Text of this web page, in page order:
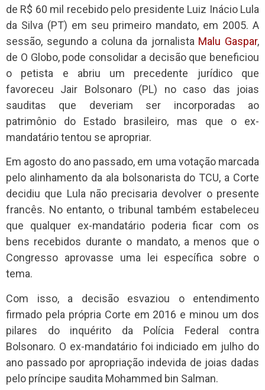
de R$ 60 mil recebido pelo presidente Luiz Inácio Lula
da Silva (PT) em seu primeiro mandato, em 2005. A
sessão, segundo a coluna da jornalista Malu Gaspar,
de O Globo, pode consolidar a decisão que beneficiou
o petista e abriu um precedente jurídico que
favoreceu Jair Bolsonaro (PL) no caso das joias
sauditas que deveriam ser incorporadas ao
patrimônio do Estado brasileiro, mas que o ex-
mandatário tentou se apropriar.
Em agosto do ano passado, em uma votação marcada
pelo alinhamento da ala bolsonarista do TCU, a Corte
decidiu que Lula não precisaria devolver o presente
francês. No entanto, o tribunal também estabeleceu
que qualquer ex-mandatário poderia ficar com os
bens recebidos durante o mandato, a menos que o
Congresso aprovasse uma lei específica sobre o
tema.
Com isso, a decisão esvaziou o entendimento
firmado pela própria Corte em 2016 e minou um dos
pilares do inquérito da Polícia Federal contra
Bolsonaro. O ex-mandatário foi indiciado em julho do
ano passado por apropriação indevida de joias dadas
pelo príncipe saudita Mohammed bin Salman.